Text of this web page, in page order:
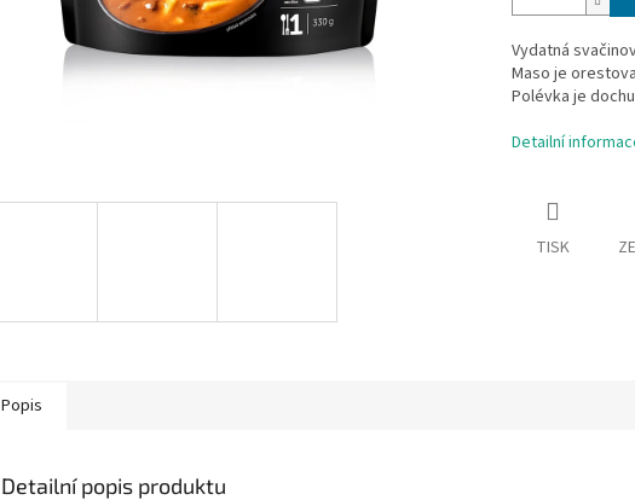
Vydatná
Maso je
Polévka je
Detailní
TISK
Popis
Detailní popis produktu